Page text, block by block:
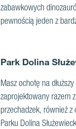
zabawkowych
pewnością jeden z
Park Dolina
Masz ochotę na
zaprojektowany razem
przechadzek, również
Parku Dolina